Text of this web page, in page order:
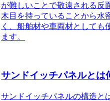
が難しいことで敬遠される反
木目を持っていることから水
く、船舶材や車両材としても
ます。
サンドイッチパネルとは
サンドイッチパネルの構造と